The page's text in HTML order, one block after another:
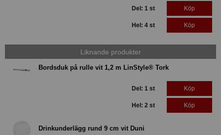
Del: 1 st Köp
Hel: 4 st Köp
Liknande produkter
Bordsduk på rulle vit 1,2 m LinStyle® Tork
Del: 1 st Köp
Hel: 2 st Köp
Drinkunderlägg rund 9 cm vit Duni